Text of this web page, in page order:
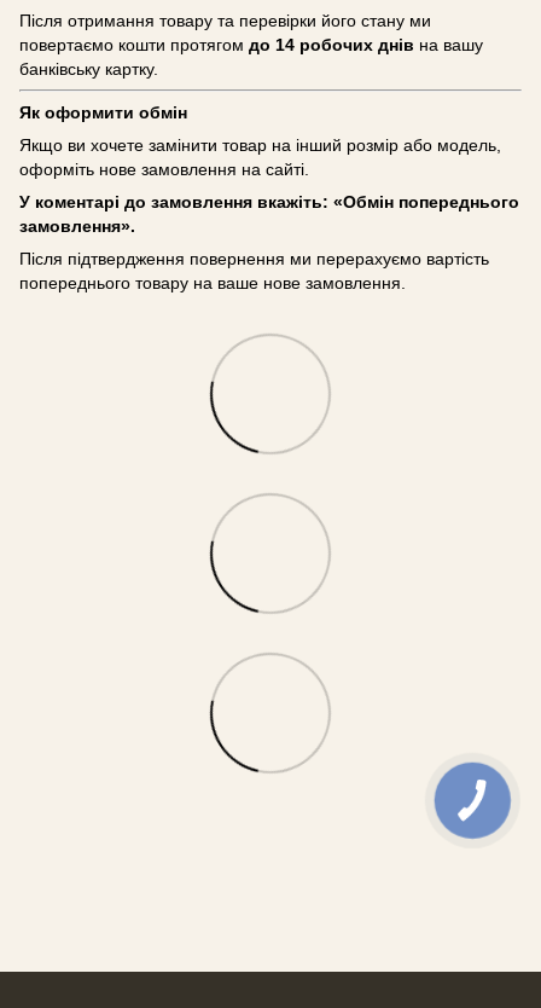
Після отримання товару та перевірки його стану ми
повертаємо кошти протягом до 14 робочих днів на вашу
банківську картку.
Як оформити обмін
Якщо ви хочете замінити товар на інший розмір або модель,
оформіть нове замовлення на сайті.
У коментарі до замовлення вкажіть: «Обмін попереднього
замовлення».
Після підтвердження повернення ми перерахуємо вартість
попереднього товару на ваше нове замовлення.